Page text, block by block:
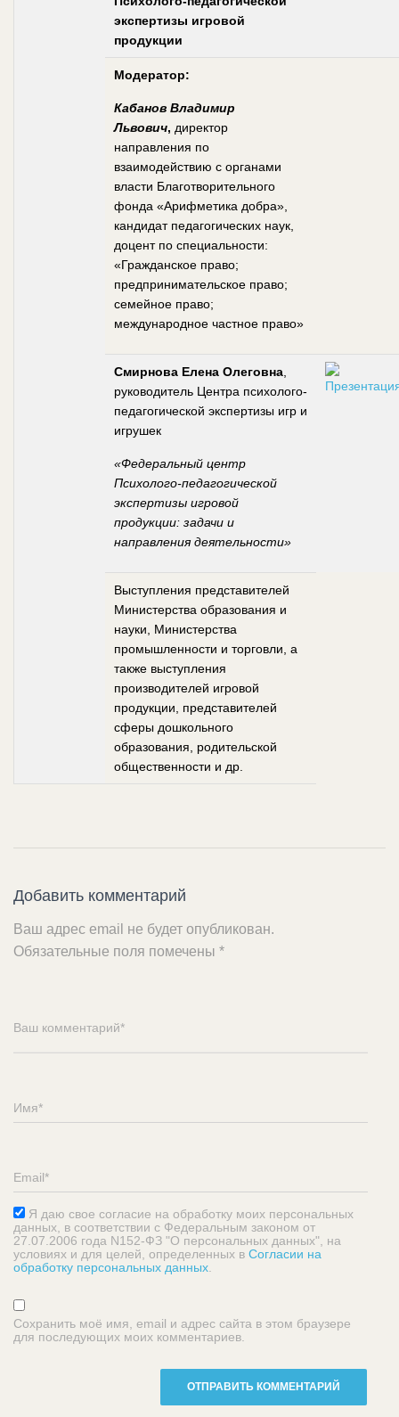
экспертизы игровой
продукции
Модератор:
Кабанов Владимир
Львович, директор
направления по
взаимодействию с органами
власти Благотворительного
фонда «Арифметика добра»,
кандидат педагогических наук,
доцент по специальности:
«Гражданское право;
предпринимательское право;
семейное право;
международное частное право»
Смирнова Елена Олеговна,
руководитель Центра психолого-
педагогической экспертизы игр и
игрушек
«Федеральный центр
Психолого-педагогической
экспертизы игровой
продукции: задачи и
направления деятельности»
Выступления представителей
Министерства образования и
науки, Министерства
промышленности и торговли, а
также выступления
производителей игровой
продукции, представителей
сферы дошкольного
образования, родительской
общественности и др.
Добавить комментарий
Ваш адрес email не будет опубликован.
Обязательные поля помечены *
Я даю свое согласие на обработку моих персональных
данных, в соответствии с Федеральным законом от
27.07.2006 года N152-ФЗ "О персональных данных", на
условиях и для целей, определенных в Согласии на
обработку персональных данных
Сохранить моё имя, email и адрес сайта в этом браузере
для последующих моих комментариев.